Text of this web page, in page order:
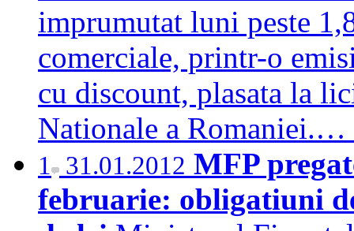
imprumutat luni peste
comerciale, printr-o
cu discount, plasata la
Nationale a Romaniei.…
1 31.01.2012 MFP
februarie: obligatiuni